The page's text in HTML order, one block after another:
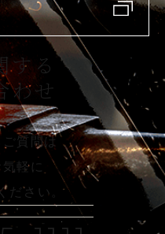
する
わせ
質問は
軽に
ださい。